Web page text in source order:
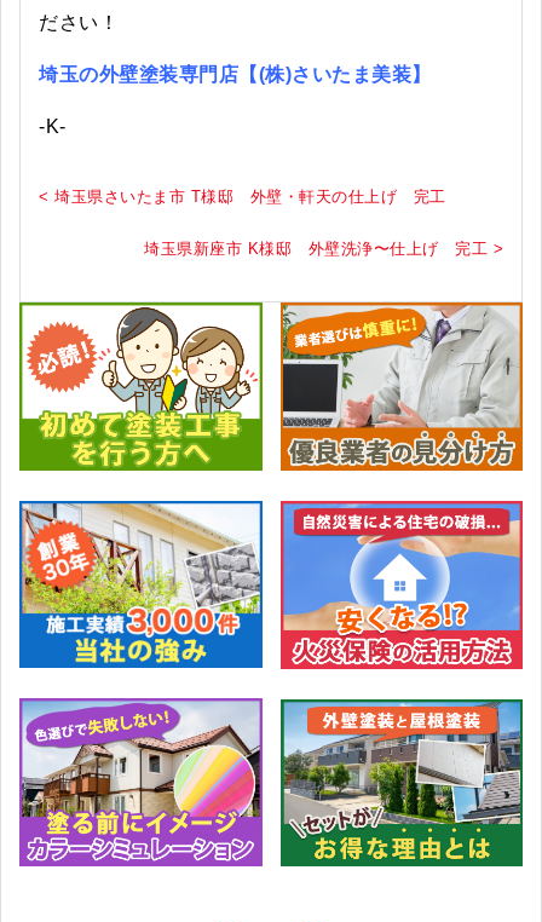
ださい！
埼玉の外壁塗装専門店【(株)さいたま美装】
-K-
< 埼玉県さいたま市 T様邸 外壁・軒天の仕上げ 完工
埼玉県新座市 K様邸 外壁洗浄〜仕上げ 完工 >